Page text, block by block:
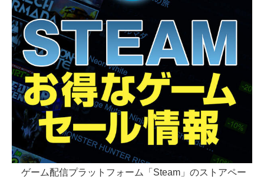
ゲーム配信プラットフォーム「Steam」のストアペー